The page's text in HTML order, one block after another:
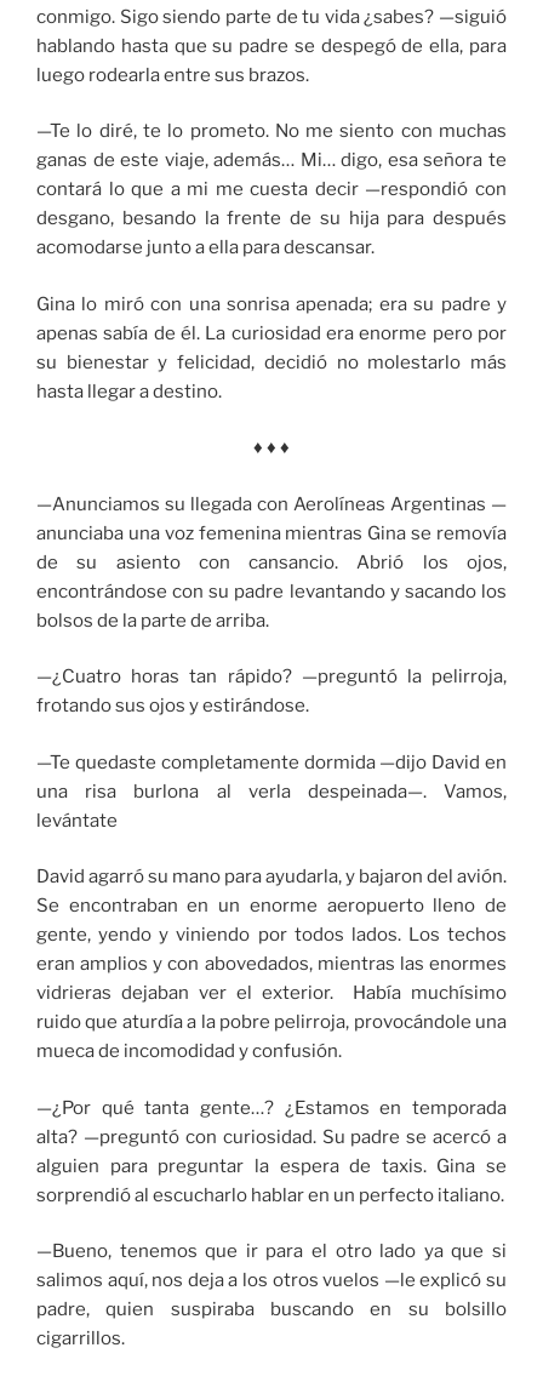
conmigo. Sigo siendo parte de tu vida ¿sabes? —siguió
hablando hasta que su padre se despegó de ella, para
luego rodearla entre sus brazos.
—Te lo diré, te lo prometo. No me siento con muchas
ganas de este viaje, además… Mi… digo, esa señora te
contará lo que a mi me cuesta decir —respondió con
desgano, besando la frente de su hija para después
acomodarse junto a ella para descansar.
Gina lo miró con una sonrisa apenada; era su padre y
apenas sabía de él. La curiosidad era enorme pero por
su bienestar y felicidad, decidió no molestarlo más
hasta llegar a destino.
♦ ♦ ♦
—Anunciamos su llegada con Aerolíneas Argentinas —
anunciaba una voz femenina mientras Gina se removía
de su asiento con cansancio. Abrió los ojos,
encontrándose con su padre levantando y sacando los
bolsos de la parte de arriba.
—¿Cuatro horas tan rápido? —preguntó la pelirroja,
frotando sus ojos y estirándose.
—Te quedaste completamente dormida —dijo David en
una risa burlona al verla despeinada—. Vamos,
levántate
David agarró su mano para ayudarla, y bajaron del avión.
Se encontraban en un enorme aeropuerto lleno de
gente, yendo y viniendo por todos lados. Los techos
eran amplios y con abovedados, mientras las enormes
vidrieras dejaban ver el exterior. Había muchísimo
ruido que aturdía a la pobre pelirroja, provocándole una
mueca de incomodidad y confusión.
—¿Por qué tanta gente…? ¿Estamos en temporada
alta? —preguntó con curiosidad. Su padre se acercó a
alguien para preguntar la espera de taxis. Gina se
sorprendió al escucharlo hablar en un perfecto italiano.
—Bueno, tenemos que ir para el otro lado ya que si
salimos aquí, nos deja a los otros vuelos —le explicó su
padre, quien suspiraba buscando en su bolsillo
cigarrillos.